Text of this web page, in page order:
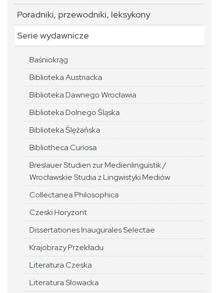
Poradniki, przewodniki, leksykony
Serie wydawnicze
Baśniokrąg
Biblioteka Austriacka
Biblioteka Dawnego Wrocławia
Biblioteka Dolnego Śląska
Biblioteka Ślężańska
Bibliotheca Curiosa
Breslauer Studien zur Medienlinguistik /
Wrocławskie Studia z Lingwistyki Mediów
Collectanea Philosophica
Czeski Horyzont
Dissertationes Inaugurales Selectae
Krajobrazy Przekładu
Literatura Czeska
Literatura Słowacka